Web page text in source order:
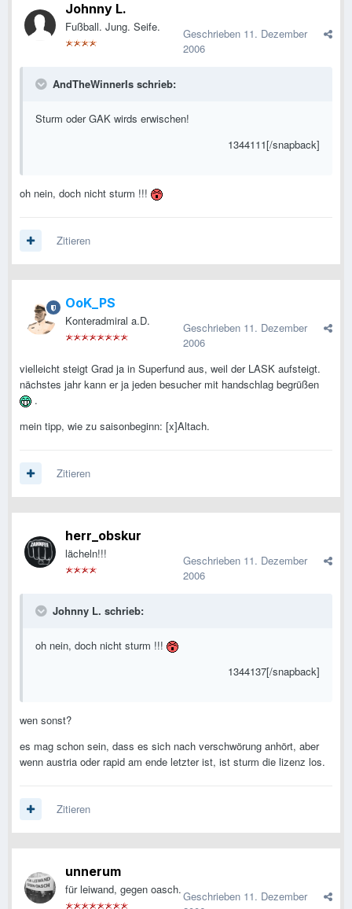
Johnny L.
Fußball. Jung. Seife. Geschrieben 11. Dezember
2006
AndTheWinnerIs schrieb:
Sturm oder GAK wirds erwischen!
1344111[/snapback]
oh nein, doch nicht sturm !!!
Zitieren
OoK_PS
Konteradmiral a.D. Geschrieben 11. Dezember
2006
vielleicht steigt Grad ja in Superfund aus, weil der LASK aufsteigt.
nächstes jahr kann er ja jeden besucher mit handschlag begrüßen
.
mein tipp, wie zu saisonbeginn: [x]Altach.
Zitieren
herr_obskur
lächeln!!! Geschrieben 11. Dezember
2006
Johnny L. schrieb:
oh nein, doch nicht sturm !!!
1344137[/snapback]
wen sonst?
es mag schon sein, dass es sich nach verschwörung anhört, aber
wenn austria oder rapid am ende letzter ist, ist sturm die lizenz los.
Zitieren
unnerum
für leiwand, gegen oasch.Geschrieben 11. Dezember